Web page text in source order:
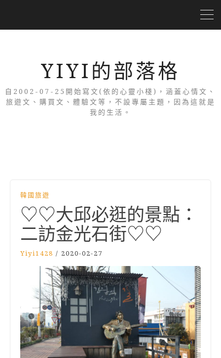
YIYI的部落格
自2002-07-25開始寫文(依的心靈小棧)，涵蓋心情文、
旅遊文、購買文、體驗文等，不設專屬主題，因為這就是
我的生活。
韓國旅遊
♡♡大邱必逛的景點：
二訪金光石街♡♡
Yiyi1428 / 2020-02-27